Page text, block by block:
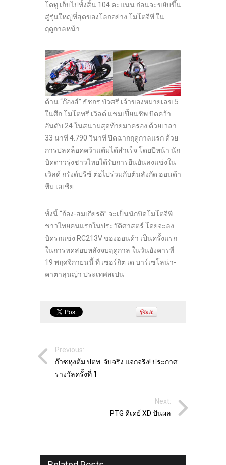
โตทู เก็บไปทั้งสิ้น 104 คะแนน ก่อนจะขยับขึ้น
สู่รุ่นใหญ่ที่สุดของโลกอย่าง โมโตจีพี ใน
ฤดูกาลหน้า
ด้าน “ก๊องส์” ธัชกร บัวศรี เจ้าของหมายเลข 5
ในศึก โมโตทรี เวิลด์ แชมเปี้ยนชิพ บิดคว้า
อันดับ 24 ในสนามสุดท้ายมาครอง ด้วยเวลา
33 นาที 4.790 วินาที ปิดฉากฤดูกาลแรก ด้วย
การปลดล็อคคว้าแต้มได้สำเร็จ โดยปีหน้า นัก
บิดดาวรุ่งชาวไทยได้รับการยืนยันลงแข่งใน
เวิลด์ กรังด์ปรีซ์ ต่อไปร่วมกับต้นสังกัด ฮอนด้า
ทีม เอเชีย
ทั้งนี้ “ก้อง-สมเกียรติ” จะเป็นนักบิดโมโตจีพี
ชาวไทยคนแรกในประวัติศาสตร์ โดยจะลง
บิดรถแข่ง RC213V ของฮอนด้า เป็นครั้งแรก
ในการทดสอบหลังจบฤดูกาล ในวันอังคารที่
19 พฤศจิกายนนี้ ที่ เซอร์กิต เด บาร์เซโลน่า-
คาตาลุนญ่า ประเทศสเปน
Previous:
ก๊าซหุงต้ม ปตท. จับจริง แจกจริง! ประกาศ
รางวัลครั้งที่ 1
Next:
PTG ดีเดย์ XD ปันผล